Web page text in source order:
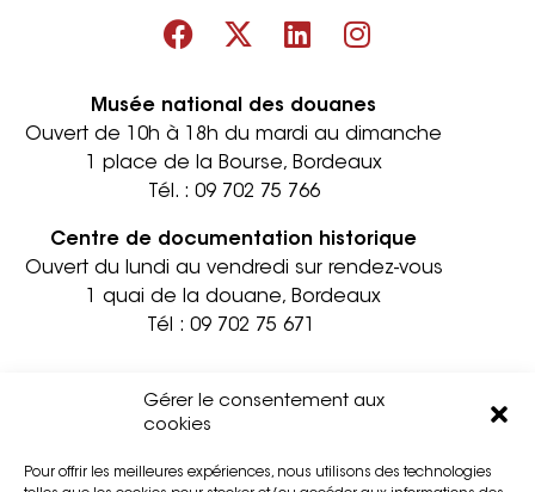
Gérer le consentement aux
cookies
Pour offrir les meilleures expériences, nous utilisons des technologies
Musée national des douanes
Ouvert de 10h à 18h du mardi au dimanche
1 place de la Bourse, Bordeaux
Tél. : 09 702 75 766
Centre de documentation historique
Ouvert du lundi au vendredi sur rendez-vous
1 quai de la douane, Bordeaux
Tél : 09 702 75 671
Accessibilité
Privatisation
Cookies